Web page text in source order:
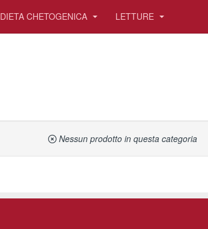
DIETA CHETOGENICA LETTURE
Nessun prodotto in questa categoria